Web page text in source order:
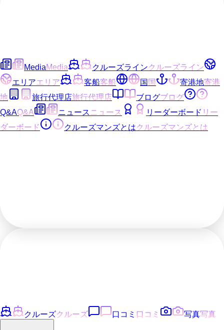
MediaMedia クルーズラインクルーズライン
エリアエリア 客船客船 国国 寄港地寄港
地
旅行代理店旅行代理店 ブログブログ
Q&AQ&A ニュース ニュース リーダーボード リー
ダーボード
クルーズマンズとはクルーズマンズとは
クルーズクルーズ 口コミ 口コミ 写真写真